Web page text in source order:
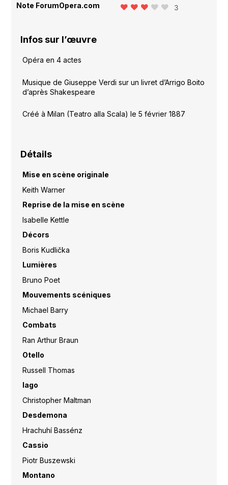
Note ForumOpera.com 3
Infos sur l’œuvre
Opéra en 4 actes
Musique de Giuseppe Verdi sur un livret d’Arrigo Boito
d’après Shakespeare
Créé à Milan (Teatro alla Scala) le 5 février 1887
Détails
Mise en scène originale
Keith Warner
Reprise de la mise en scène
Isabelle Kettle
Décors
Boris Kudlička
Lumières
Bruno Poet
Mouvements scéniques
Michael Barry
Combats
Ran Arthur Braun
Otello
Russell Thomas
Iago
Christopher Maltman
Desdemona
Hrachuhí Bassénz
Cassio
Piotr Buszewski
Montano